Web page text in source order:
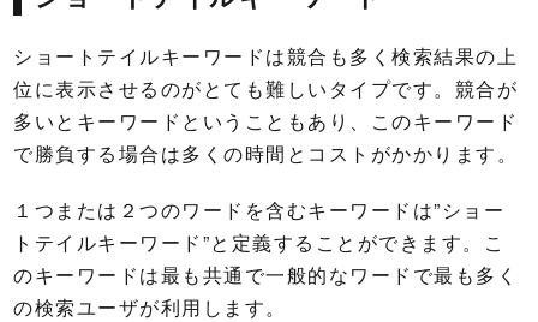
ショートテイルキーワードは競合も多く検索結果の上
位に表示させるのがとても難しいタイプです。競合が
多いとキーワードということもあり、このキーワード
で勝負する場合は多くの時間とコストがかかります。
１つまたは２つのワードを含むキーワードは”ショー
トテイルキーワード”と定義することができます。こ
のキーワードは最も共通で一般的なワードで最も多く
の検索ユーザが利用します。